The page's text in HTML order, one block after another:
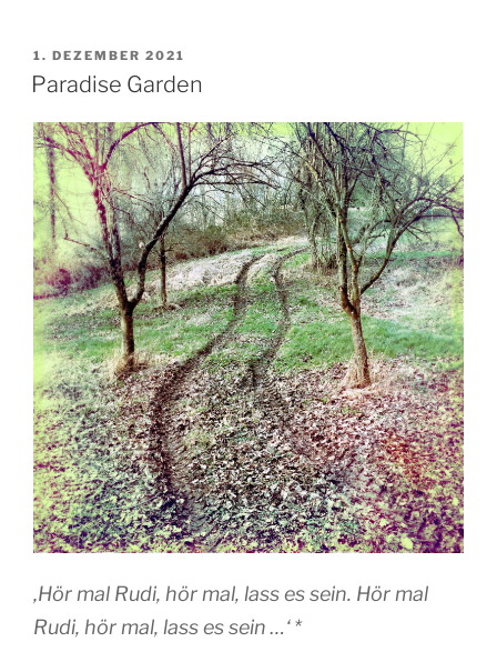
VERÖFFENTLICHT
AM
1. DEZEMBER 2021
Paradise Garden
‚Hör mal Rudi, hör mal, lass es sein. Hör mal
Rudi, hör mal, lass es sein …‘ *